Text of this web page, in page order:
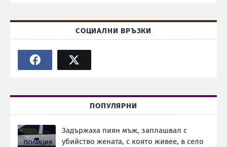
СОЦИАЛНИ ВРЪЗКИ
ПОПУЛЯРНИ
Задържаха пиян мъж, заплашвал с
убийство жената, с която живее, в село